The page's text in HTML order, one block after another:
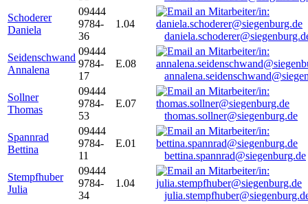
Schoderer
Daniela
09444
9784-
36
1.04
Seidenschwand
Annalena
09444
9784-
17
E.08
Sollner
Thomas
09444
9784-
53
E.07
thomas.sollner@siegenburg.de
Spannrad
Bettina
09444
9784-
11
E.01
bettina.spannrad@siegenburg.de
Stempfhuber
Julia
09444
9784-
34
1.04